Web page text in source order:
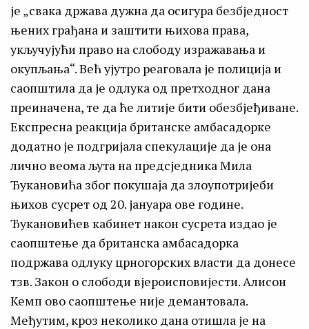
је „свака држава дужна да осигура безбједност
њених грађана и заштити њихова права,
укључујући право на слободу изражавања и
окупљања“. Већ ујутро реаговала је полиција и
саопштила да је одлука од претходног дана
преиначена, те да ће литије бити обезбјеђиване.
Експресна реакција британске амбасадорке
додатно је подгријала спекулације да је она
лично веома љута на предсједника Мила
Ђукановића због покушаja да злоупотријеби
њихов сусрет од 20. јануара ове године.
Ђукановићев кабинет након сусрета издао је
саопштење да британска амбасадорка
подржава одлуку црногорских власти да донесе
тзв. Закон о слободи вјероисповијести. Алисон
Кемп ово саопштење није демантовала.
Међутим, кроз неколико дана отишла је на